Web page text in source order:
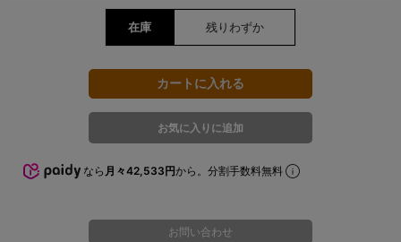
在庫 残りわずか
なら 月々42,533円から。分割手数料無料
お問い合わせ